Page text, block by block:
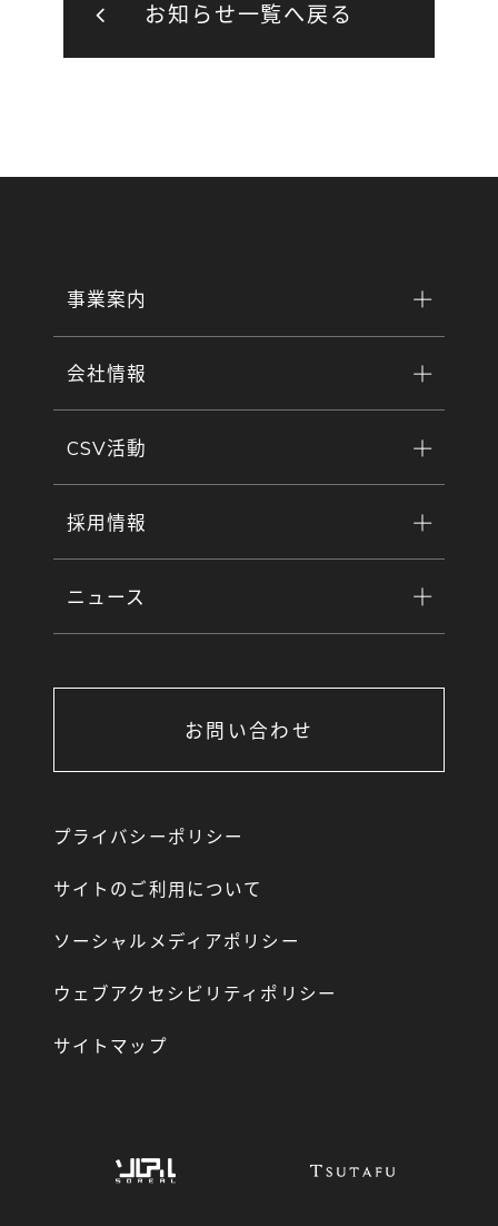
お知らせ一覧へ戻る
事業案内
会社情報
CSV活動
採用情報
ニュース
お問い合わせ
プライバシーポリシー
サイトのご利用について
ソーシャルメディアポリシー
ウェブアクセシビリティポリシー
サイトマップ